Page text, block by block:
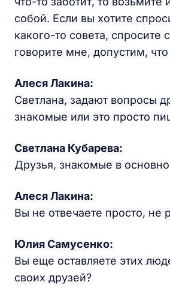
собой. Если вы хотите
какого-то совета, спросите
говорите мне, допустим, что
Алеся Лакина:
Светлана, задают вопросы
знакомые или это просто
Светлана Кубарева:
Друзья, знакомые в
Алеся Лакина:
Вы не отвечаете просто, не
Юлия Самусенко:
Вы еще оставляете этих
своих друзей?